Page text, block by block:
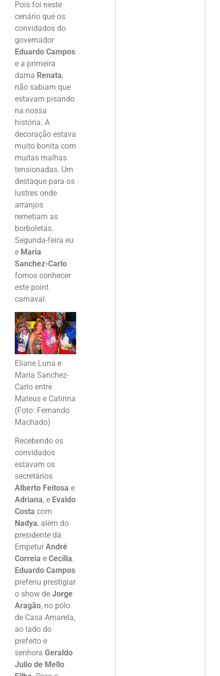
Pois foi neste
cenário que os
convidados do
governador
Eduardo Campos
e a primeira
dama Renata,
não sabiam que
estavam pisando
na nossa
história. A
decoração estava
muito bonita com
muitas malhas
tensionadas. Um
destaque para os
lustres onde
arranjos
remetiam as
borboletas.
Segunda-feira eu
e Maria
Sanchez-Carlo
fomos conhecer
este point
carnaval.
Eliane Luna e
Maria Sanchez-
Carlo entre
Mateus e Catirina
(Foto: Fernando
Machado)
Recebendo os
convidados
estavam os
secretários
Alberto Feitosa e
Adriana, e Evaldo
Costa com
Nadya, além do
presidente da
Empetur André
Correia e Cecília.
Eduardo Campos
preferiu prestigiar
o show de Jorge
Aragão, no pólo
de Casa Amarela,
ao lado do
prefeito e
senhora Geraldo
Julio de Mello